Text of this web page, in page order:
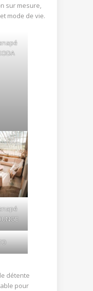
sur mesure,
mode de vie.
détente
pour